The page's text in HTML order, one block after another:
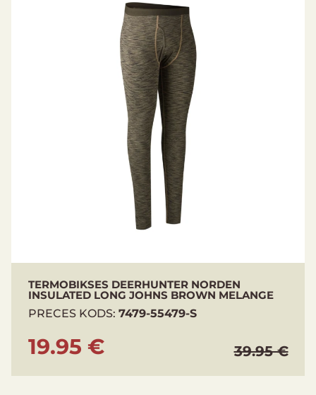
TERMOBIKSES DEERHUNTER NORDEN
INSULATED LONG JOHNS BROWN MELANGE
PRECES KODS: 7479-55479-S
19.95 € 39.95 €